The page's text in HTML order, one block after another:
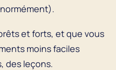
et forts, et que vous
moins faciles
des leçons.